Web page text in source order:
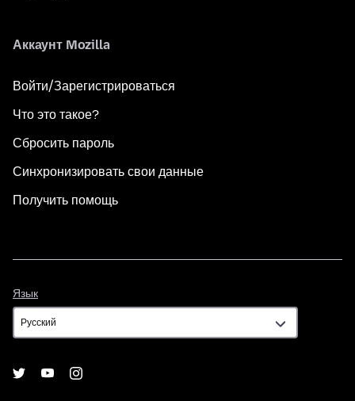
Аккаунт Mozilla
Войти/Зарегистрироваться
Что это такое?
Сбросить пароль
Синхронизировать свои данные
Получить помощь
Язык